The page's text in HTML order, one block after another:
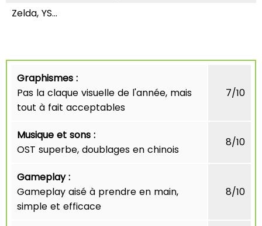
Zelda, YS...
Graphismes :
Pas la claque visuelle de l'année, mais
tout à fait acceptables
7/10
Musique et sons :
OST superbe, doublages en chinois
8/10
Gameplay :
Gameplay aisé à prendre en main,
simple et efficace
8/10